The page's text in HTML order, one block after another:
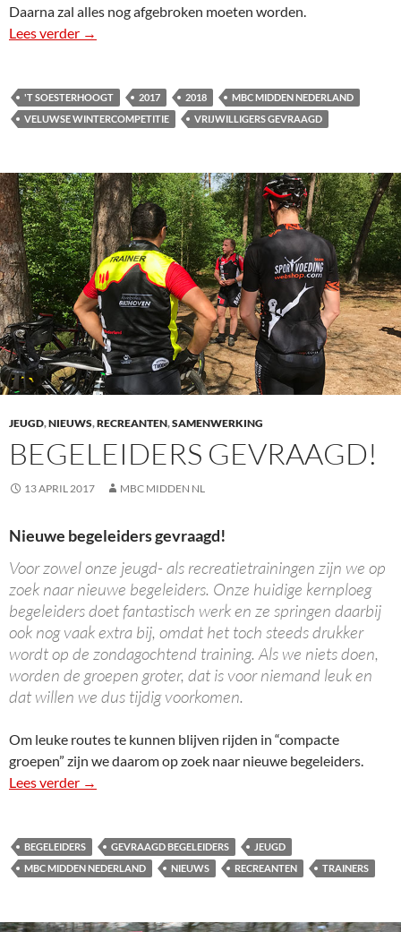
Daarna zal alles nog afgebroken moeten worden.
Lees verder Vrijwilligers gevraagd voor de VWC
→
'T SOESTERHOOGT 2017 2018
MBC MIDDEN NEDERLAND
VELUWSE WINTERCOMPETITIE
VRIJWILLIGERS GEVRAAGD
JEUGD,NIEUWS,RECREANTEN,SAMENWERKING
BEGELEIDERS GEVRAAGD!
13 APRIL 2017 MBC MIDDEN NL
Nieuwe begeleiders gevraagd!
Voor zowel onze jeugd- als recreatietrainingen zijn we op
zoek naar nieuwe begeleiders. Onze huidige kernploeg
begeleiders doet fantastisch werk en ze springen daarbij
ook nog vaak extra bij, omdat het toch steeds drukker
wordt op de zondagochtend training. Als we niets doen,
worden de groepen groter, dat is voor niemand leuk en
dat willen we dus tijdig voorkomen.
Om leuke routes te kunnen blijven rijden in “compacte
groepen” zijn we daarom op zoek naar nieuwe begeleiders.
Lees verder Begeleiders gevraagd!
→
BEGELEIDERS GEVRAAGD BEGELEIDERS
JEUGD
MBC MIDDEN NEDERLAND
NIEUWS RECREANTEN TRAINERS